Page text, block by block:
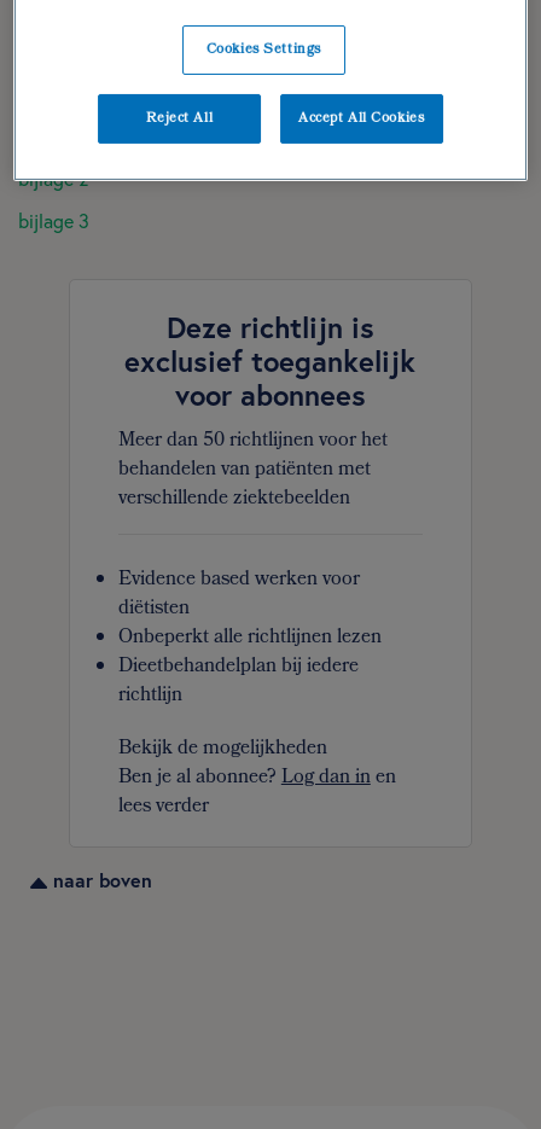
dieetbehandelplan 2 – klachten
feedbackgroep | geraadpleegde literatuur
bijlage 2
bijlage 3
Deze richtlijn is
exclusief toegankelijk
voor abonnees
Meer dan 50 richtlijnen voor het
behandelen van patiënten met
verschillende ziektebeelden
Evidence based werken voor
diëtisten
Onbeperkt alle richtlijnen lezen
Dieetbehandelplan bij iedere
richtlijn
Bekijk de mogelijkheden
Ben je al abonnee?Log dan inen
lees verder
naar boven
Cookies Settings
Reject All Accept All Cookies